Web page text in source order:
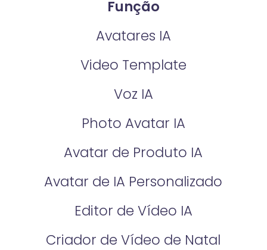
Função
Avatares IA
Video Template
Voz IA
Photo Avatar IA
Avatar de Produto IA
Avatar de IA Personalizado
Editor de Vídeo IA
Criador de Vídeo de Natal